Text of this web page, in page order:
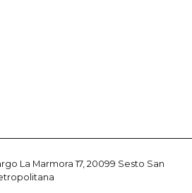
La Marmora 17, 20099 Sesto San